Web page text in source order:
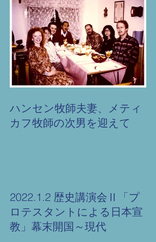
ハンセン牧師夫妻、メティ
カフ牧師の次男を迎えて
2022.1.2 歴史講演会Ⅱ「プ
ロテスタントによる日本宣
教」幕末開国～現代